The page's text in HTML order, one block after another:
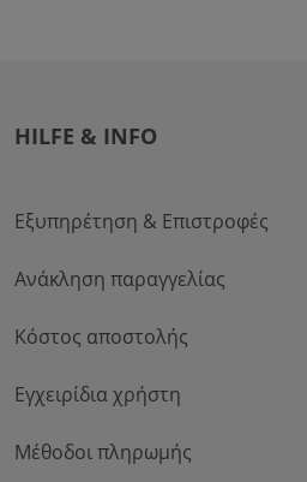
HILFE & INFO
Εξυπηρέτηση & Επιστροφές
Ανάκληση παραγγελίας
Κόστος αποστολής
Εγχειρίδια χρήστη
Μέθοδοι πληρωμής